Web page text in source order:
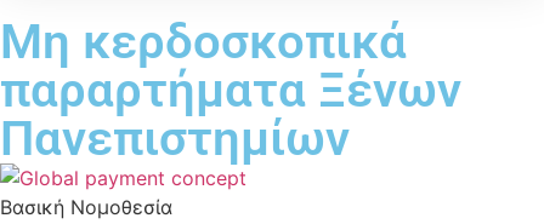
Μη κερδοσκοπικά
παραρτήματα Ξένων
Πανεπιστημίων
Βασική Νομοθεσία